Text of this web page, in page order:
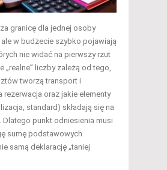
granicę dla jednej osoby
w budżecie szybko pojawiają
nie widać na pierwszy rzut
„realne” liczby zależą od tego,
tworzą transport i
rezerwacja oraz jakie elementy
standard) składają się na
Dlatego punkt odniesienia musi
sumę podstawowych
samą deklarację „taniej